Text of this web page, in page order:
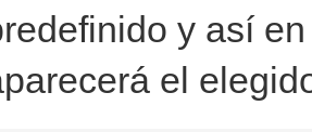
y así
el